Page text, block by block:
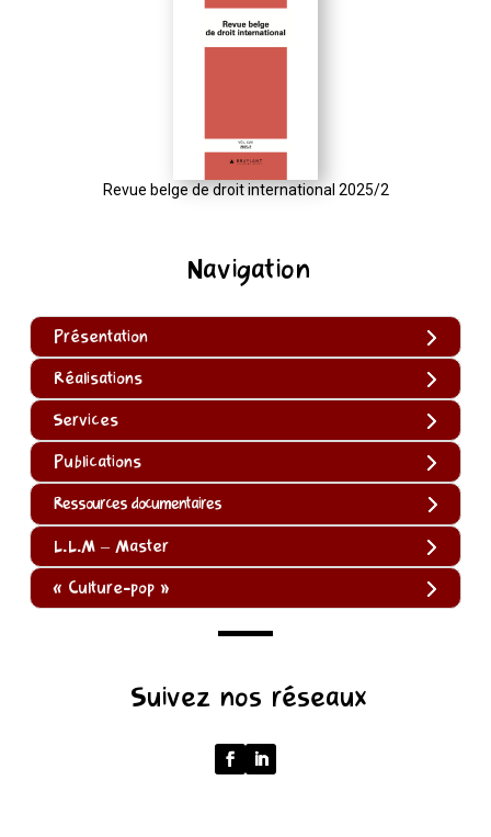
Navigation
Présentation
Réalisations
Services
Publications
Ressources documentaires
L.L.M – Master
« Culture-pop »
Suivez nos réseaux
Revue belge de droit international 2025/2